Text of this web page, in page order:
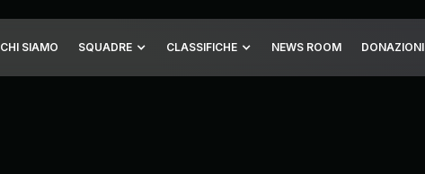
CHI SIAMO SQUADRE CLASSIFICHE NEWS ROOM DONAZIONI